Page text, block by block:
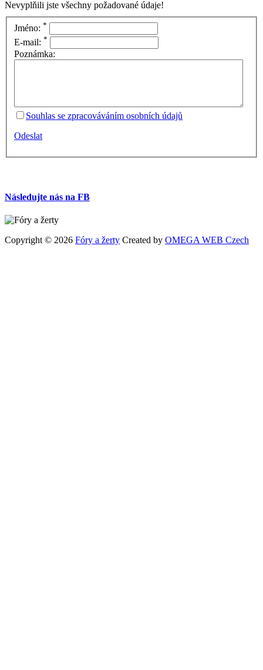
Nevyplňili jste všechny požadované údaje!
Jméno: *
E-mail: *
Poznámka:
Souhlas se zpracováváním osobních údajů
Odeslat
Následujte nás na FB
Copyright © 2026 Fóry a žerty Created by OMEGA WEB Czech